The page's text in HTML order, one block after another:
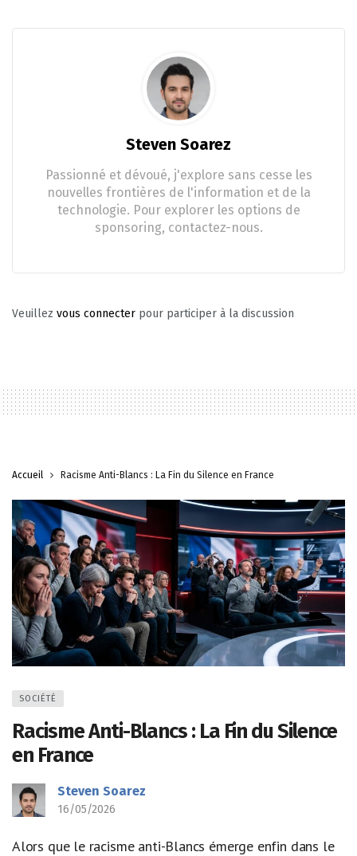
Steven Soarez
Passionné et dévoué, j'explore sans cesse les
nouvelles frontières de l'information et de la
technologie. Pour explorer les options de
sponsoring, contactez-nous.
Veuillez vous connecter pour participer à la discussion
Accueil Racisme Anti-Blancs : La Fin du Silence en France
SOCIÉTÉ
Racisme Anti-Blancs : La Fin du Silence
en France
Steven Soarez
16/05/2026
Alors que le racisme anti-Blancs émerge enfin dans le